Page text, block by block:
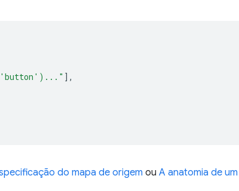
],
do mapa de origem ou A anatomia de